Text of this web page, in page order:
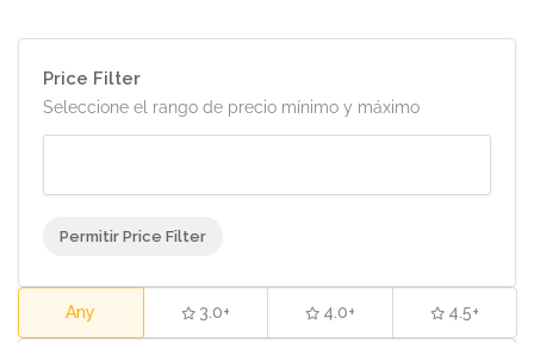
Price Filter
Seleccione el rango de precio mínimo y máximo
Permitir Price Filter
Any 3.0+ 4.0+ 4.5+